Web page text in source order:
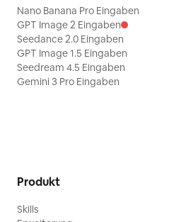
Nano Banana Pro Eingaben
GPT Image 2 Eingaben
Seedance 2.0 Eingaben
GPT Image 1.5 Eingaben
Seedream 4.5 Eingaben
Gemini 3 Pro Eingaben
Produkt
Skills